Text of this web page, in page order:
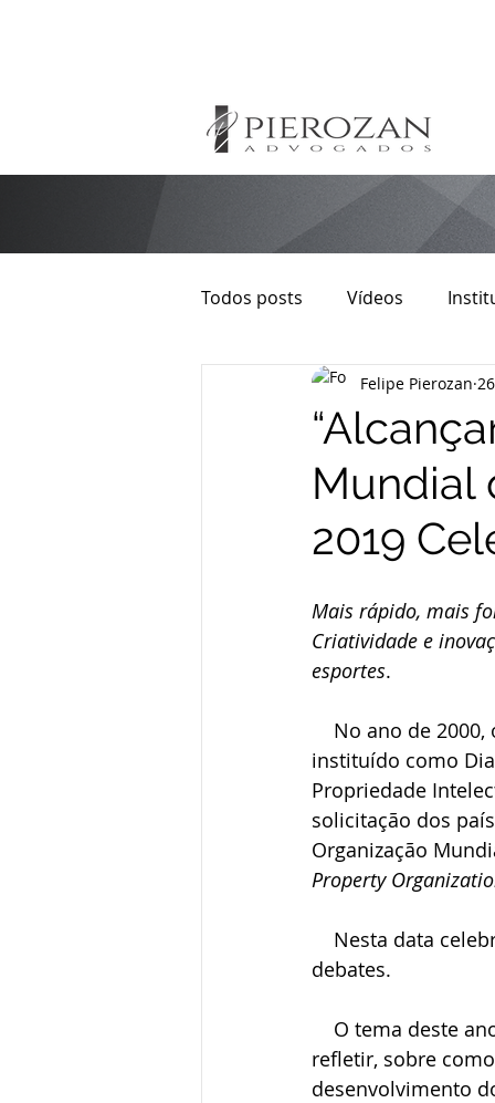
Todos posts Vídeos
Direito Autoral
Mundial
2019
Felipe Pierozan
Mais rápido, mais
Criatividade e
esportes.
instituído como
Propriedade
solicitação dos
Organização
Property
debates.
refletir, sobre
desenvolvimento